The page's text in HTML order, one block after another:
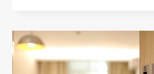
MIEJSCOWA